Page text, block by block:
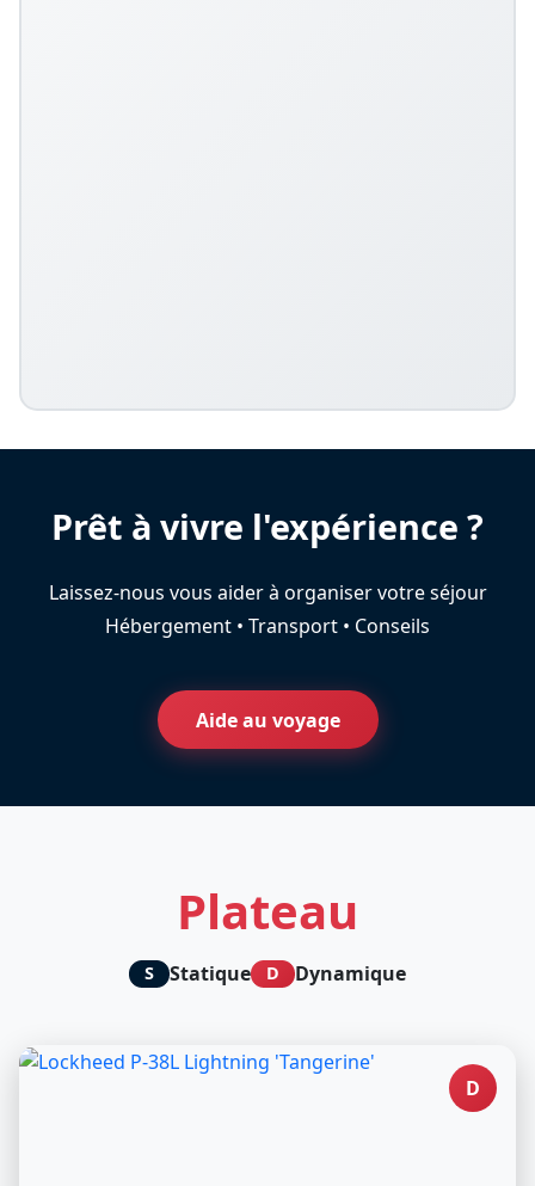
Prêt à vivre l'expérience ?
Laissez-nous vous aider à organiser votre séjour
Hébergement • Transport • Conseils
Aide au voyage
Plateau
S Statique D Dynamique
D